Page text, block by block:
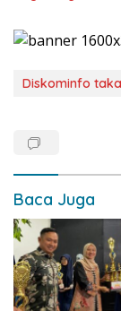
Diskominfo
Baca Juga